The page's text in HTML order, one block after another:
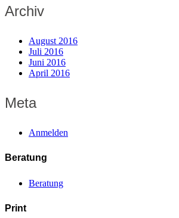
Archiv
August 2016
Juli 2016
Juni 2016
April 2016
Meta
Anmelden
Beratung
Beratung
Print